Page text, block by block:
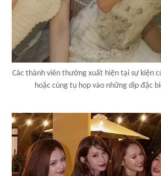
Các thành viên thường xuất hiện tại sự kiện
hoặc cùng tụ họp vào những dịp đặc